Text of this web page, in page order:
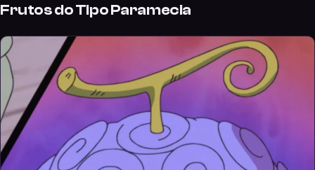
Frutos do Tipo Paramecia